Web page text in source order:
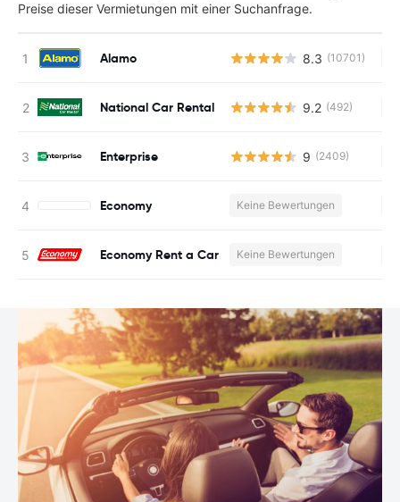
Preise dieser Vermietungen mit einer Suchanfrage.
Alamo 8.3 (10701)
National Car Rental 9.2 (492)
Enterprise 9 (2409)
Economy Keine Bewertungen
Economy Rent a Car Keine Bewertungen